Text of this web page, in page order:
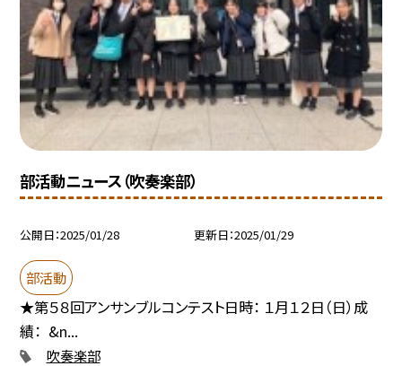
部活動ニュース（吹奏楽部）
公開日 2025/01/28 更新日 2025/01/29
部活動
★第５８回アンサンブルコンテスト日時： １月１２日（日）成
績： &n...
吹奏楽部